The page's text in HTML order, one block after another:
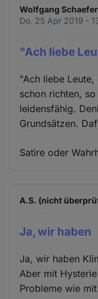
Wolfgang
Do. 25 Apr 2019 -
"Ach liebe
"Ach liebe
schon richten,
leidensfähig.
Grundsätzen.
Satire oder
A.S. (nicht
Ja, wir haben
Ja, wir haben
Aber mit
Probleme wie